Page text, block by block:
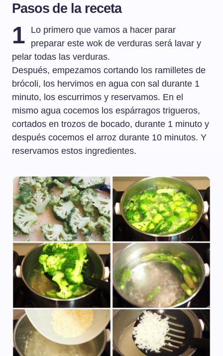
Pasos de la receta
1
Lo primero que vamos a hacer parar
preparar este wok de verduras será lavar y
pelar todas las verduras.
Después, empezamos cortando los ramilletes de
brócoli, los hervimos en agua con sal durante 1
minuto, los escurrimos y reservamos. En el
mismo agua cocemos los espárragos trigueros,
cortados en trozos de bocado, durante 1 minuto y
después cocemos el arroz durante 10 minutos. Y
reservamos estos ingredientes.